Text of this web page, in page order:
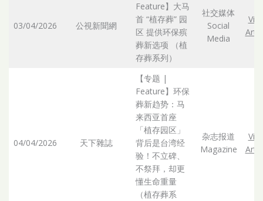
03/04/2026 公視新聞網
Feature】大马
首 “植存葬” 园
区 提供环保殡
葬新选项 （植
存葬系列）
社交媒体
Social
Media
04/04/2026 天下雜誌
【专题 |
Feature】环保
葬新趋势：马
来西亚首座
「植存园区」
背后是台湾经
验！不立碑、
不祭拜，却更
懂生命重量
（植存葬系
杂志报道
Magazine